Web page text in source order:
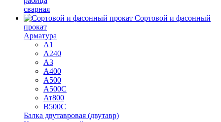
сварная
Сортовой и фасонный
прокат
Арматура
А1
А240
А3
А400
А500
А500С
Ат800
В500С
Балка двутавровая (двутавр)